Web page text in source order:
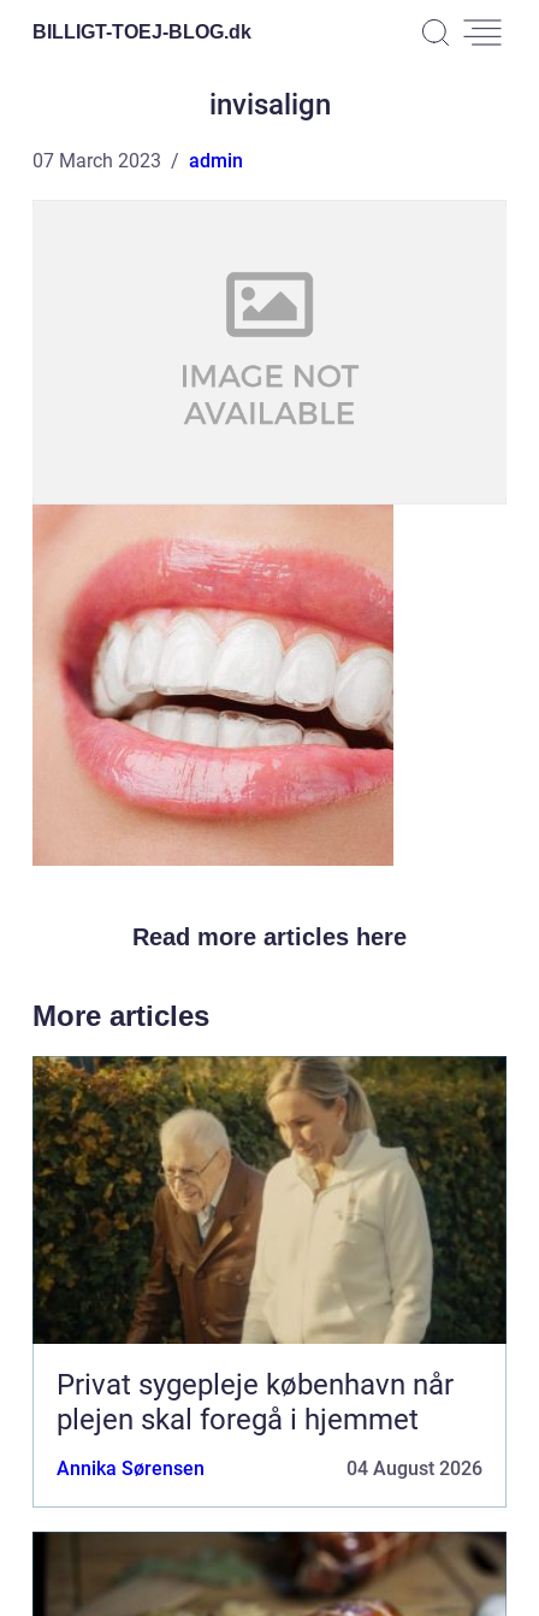
BILLIGT-TOEJ-BLOG.dk
invisalign
07 March 2023 admin
Read more articles here
More articles
Privat sygepleje københavn når
plejen skal foregå i hjemmet
Annika Sørensen 04 August 2026